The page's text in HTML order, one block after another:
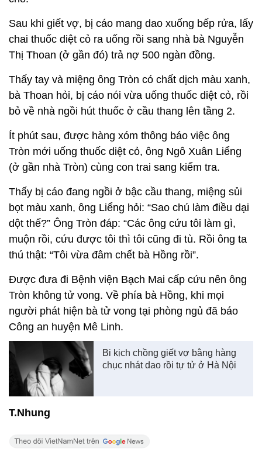
Sau khi giết vợ, bị cáo mang dao xuống bếp rửa, lấy
chai thuốc diệt cỏ ra uống rồi sang nhà bà Nguyễn
Thị Thoan (ở gần đó) trả nợ 500 ngàn đồng.
Thấy tay và miệng ông Tròn có chất dịch màu xanh,
bà Thoan hỏi, bị cáo nói vừa uống thuốc diệt cỏ, rồi
bỏ về nhà ngồi hút thuốc ở cầu thang lên tầng 2.
Ít phút sau, được hàng xóm thông báo việc ông
Tròn mới uống thuốc diệt cỏ, ông Ngô Xuân Liểng
(ở gần nhà Tròn) cùng con trai sang kiểm tra.
Thấy bị cáo đang ngồi ở bậc cầu thang, miệng sủi
bọt màu xanh, ông Liểng hỏi: “Sao chú làm điều dại
dột thế?” Ông Tròn đáp: “Các ông cứu tôi làm gì,
muộn rồi, cứu được tôi thì tôi cũng đi tù. Rồi ông ta
thú thật: “Tôi vừa đâm chết bà Hồng rồi”.
Được đưa đi Bệnh viện Bạch Mai cấp cứu nên ông
Tròn không tử vong. Về phía bà Hồng, khi mọi
người phát hiện bà tử vong tại phòng ngủ đã báo
Công an huyện Mê Linh.
Bi kịch chồng giết vợ bằng hàng
chục nhát dao rồi tự tử ở Hà Nội
T.Nhung